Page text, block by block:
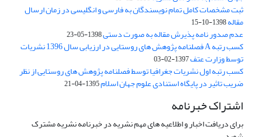
ثبت مشخصات کامل تمام نویسندگان به فارسی و انگلیسی در زمان ارسال
مقاله1398-10-15
عدم صدور نامه پذیرش مقاله به صورت دستی1398-05-23
کسب رتبه A فصلنامه پژوهش های روستایی در ارزیابی سال 1396 نشریات
توسط وزارت عتف1397-02-03
کسب رتبه اول نشریات جغرافیا توسط فصلنامه پژوهش های روستایی از نظر
ضریب تاثیر در پایگاه استنادی علوم جهان اسلام1395-04-21
اشتراک خبرنامه
برای دریافت اخبار و اطلاعیه های مهم نشریه در خبرنامه نشریه مشترک